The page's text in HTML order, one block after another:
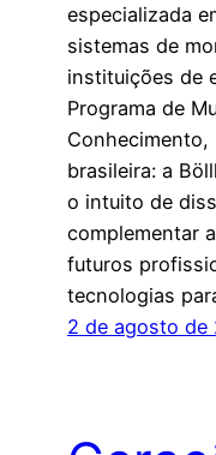
especializada
sistemas de
instituições de
Programa de
Conhecimento,
brasileira: a
o intuito de
complementar
futuros
tecnologias
2 de agosto de